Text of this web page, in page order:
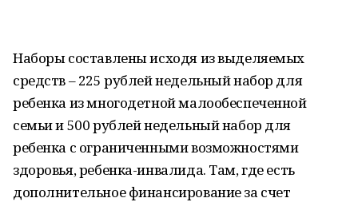
Наборы составлены исходя из выделяемых
средств – 225 рублей недельный набор для
ребенка из многодетной малообеспеченной
семьи и 500 рублей недельный набор для
ребенка с ограниченными возможностями
здоровья, ребенка-инвалида. Там, где есть
дополнительное финансирование за счет